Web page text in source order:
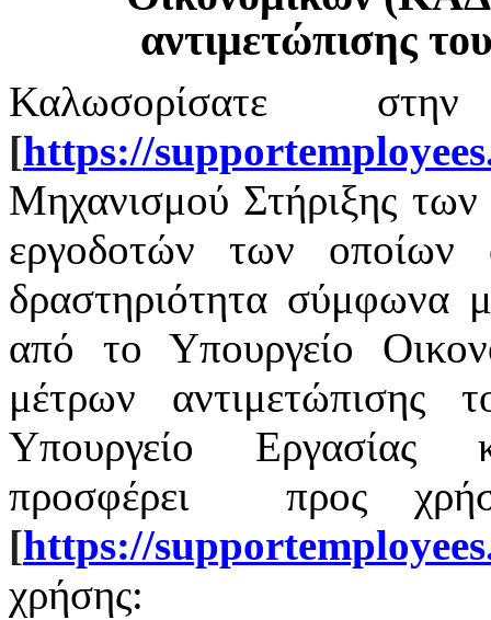
αντιμετώπισης
Καλωσορίσατε
[https://supportemployees
Μηχανισμού Στήριξης
εργοδοτών των οποίων
δραστηριότητα σύμφωνα
από το Υπουργείο
μέτρων αντιμετώπισης
Υπουργείο Εργασίας
προσφέρει
προς
[https://supportemployees
χρήσης: